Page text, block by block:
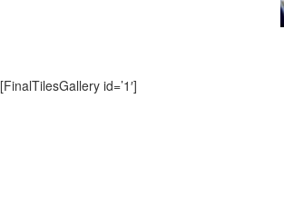
[FinalTilesGallery id=’1′]